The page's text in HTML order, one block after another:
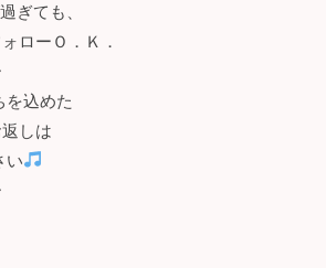
ぎても、
ローＯ．Ｋ．
を込めた
しは
い